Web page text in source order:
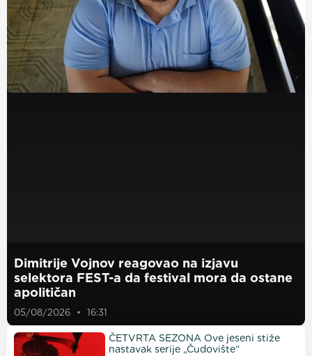
Dimitrije Vojnov reagovao na izjavu
selektora FEST-a da festival mora da ostane
apolitičan
05/08/2026 16:31
ČETVRTA SEZONA Ove jeseni stiže
nastavak serije „Čudovište“